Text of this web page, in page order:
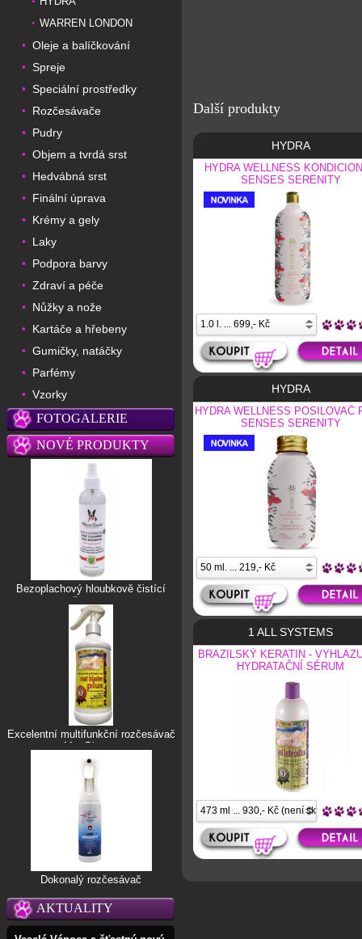
• WARREN LONDON
• Oleje a balíčkování
• Spreje
• Speciální prostředky
• Rozčesávače
• Pudry
• Objem a tvrdá srst
• Hedvábná srst
• Finální úprava
• Krémy a gely
• Laky
• Podpora barvy
• Zdraví a péče
• Nůžky a nože
• Kartáče a hřebeny
• Gumičky, natáčky
• Parfémy
• Vzorky
FOTOGALERIE
NOVÉ PRODUKTY
Bezoplachový hloubkově čistící
šampon
Excelentní multifunkční rozčesávač
Mat Blaster
Dokonalý rozčesávač
AKTUALITY
Další produkty
HYDRA
HYDRA WELLNESS
SENSES SERENITY
HYDRA
HYDRA WELLNESS POSILOVAČ
SENSES SERENITY
1 ALL SYSTEMS
BRAZILSKÝ KERATIN -
HYDRATAČNÍ SÉRUM